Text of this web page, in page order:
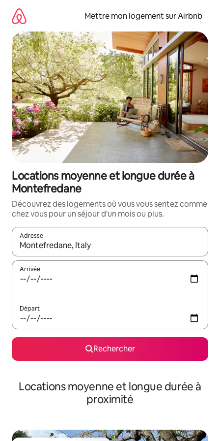
directement
contenu
Mettre mon logement sur Airbnb
Locations moyenne et longue durée à
Montefredane
Découvrez des logements où vous vous sentez comme
chez vous pour un séjour d'un mois ou plus.
Adresse
Lorsque les résultats s'affichent, utilisez les flèches vers le
Arrivée
Départ
Rechercher
Locations moyenne et longue durée à
proximité